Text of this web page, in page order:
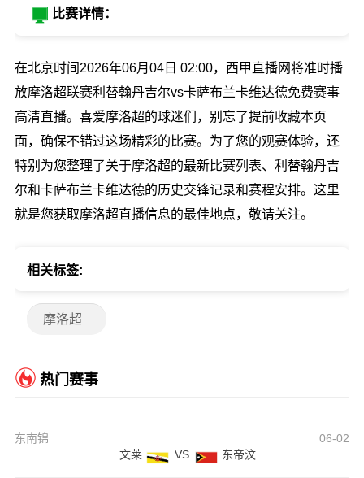
比赛详情：
在北京时间2026年06月04日 02:00，西甲直播网将准时播
放摩洛超联赛利替翰丹吉尔vs卡萨布兰卡维达德免费赛事
高清直播。喜爱摩洛超的球迷们，别忘了提前收藏本页
面，确保不错过这场精彩的比赛。为了您的观赛体验，还
特别为您整理了关于摩洛超的最新比赛列表、利替翰丹吉
尔和卡萨布兰卡维达德的历史交锋记录和赛程安排。这里
就是您获取摩洛超直播信息的最佳地点，敬请关注。
相关标签:
摩洛超
热门赛事
东南锦
06-02
文莱
VS 东帝汶